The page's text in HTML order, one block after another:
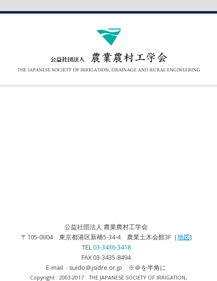
公益社団法人 農業農村工学会
〒105-0004 東京都港区新橋5-34-4 農業土木会館3F［地図]
TEL03-3436-3418
FAX 03-3435-8494
E-mail suido＠jsidre.or.jp ※＠を半角に
Copyright : 2003-2017 THE JAPANESE SOCIETY OF IRRIGATION,